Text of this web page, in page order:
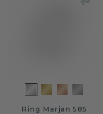
Ring Marjan 585